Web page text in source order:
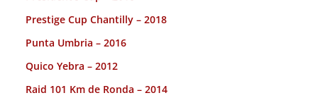
Prestige Cup Chantilly – 2018
Punta Umbria – 2016
Quico Yebra – 2012
Raid 101 Km de Ronda – 2014